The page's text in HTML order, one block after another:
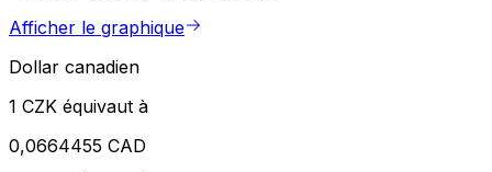
Afficher le graphique
Dollar canadien
1 CZK équivaut à
0,0664455 CAD